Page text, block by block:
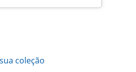
coleção